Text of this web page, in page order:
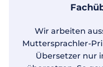
Wir arbeiten
Muttersprachler-
Übersetzer nur